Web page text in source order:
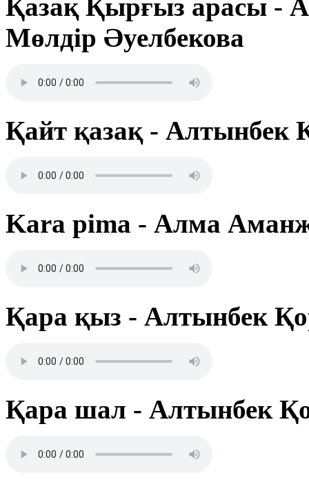
Қазақ Қырғыз арасы -
Мөлдір Әуелбекова
Қайт қазақ - Алтынбек
Kara pima - Алма
Қара қыз - Алтынбек
Қара шал - Алтынбек